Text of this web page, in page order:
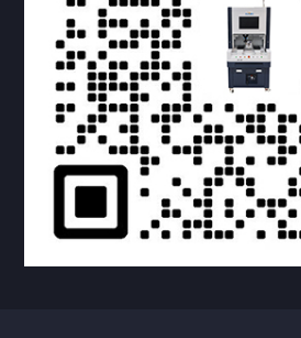
提交您的需求，获取产品资